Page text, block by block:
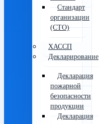
Стандарт
организации
(СТО)
ХАССП
Декларирование
Декларация
пожарной
безопасности
продукции
Декларация